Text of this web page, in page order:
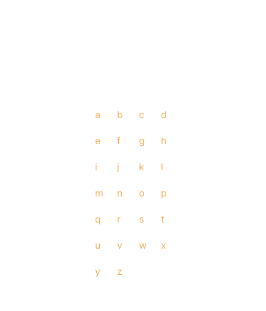
a b c d
e f g h
i j k l
m n o p
q r s t
u v w x
y z